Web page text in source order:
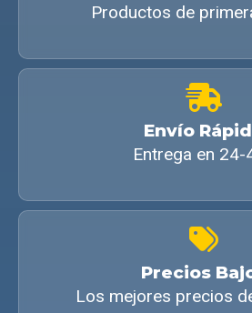
Productos de
Envío
Entrega en 24-
Precios
Los mejores precios